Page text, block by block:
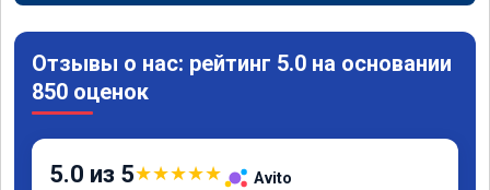
Отзывы о нас: рейтинг 5.0 на основании
850 оценок
5.0 из 5★★★★★ Avito